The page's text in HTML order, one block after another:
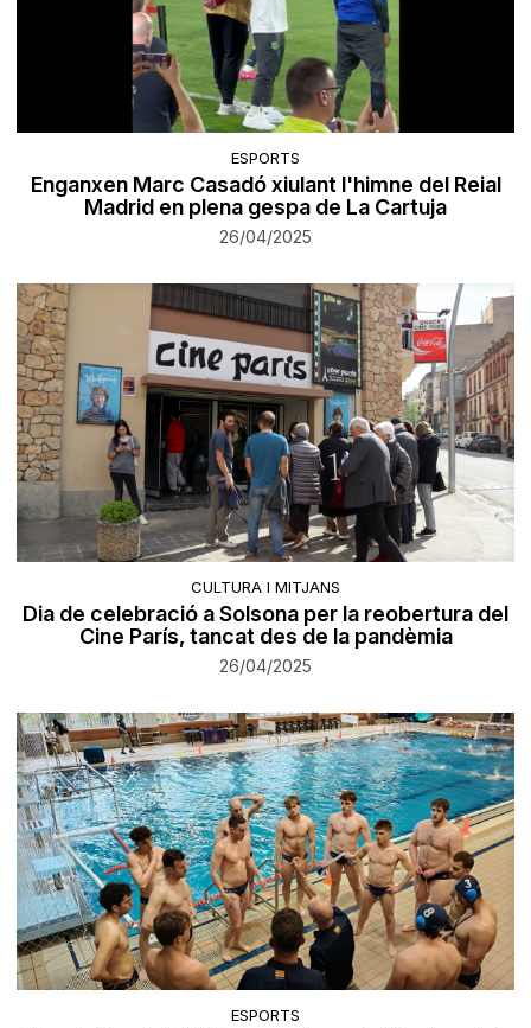
ESPORTS
Enganxen Marc Casadó xiulant l'himne del Reial
Madrid en plena gespa de La Cartuja
26/04/2025
CULTURA I MITJANS
Dia de celebració a Solsona per la reobertura del
Cine París, tancat des de la pandèmia
26/04/2025
ESPORTS